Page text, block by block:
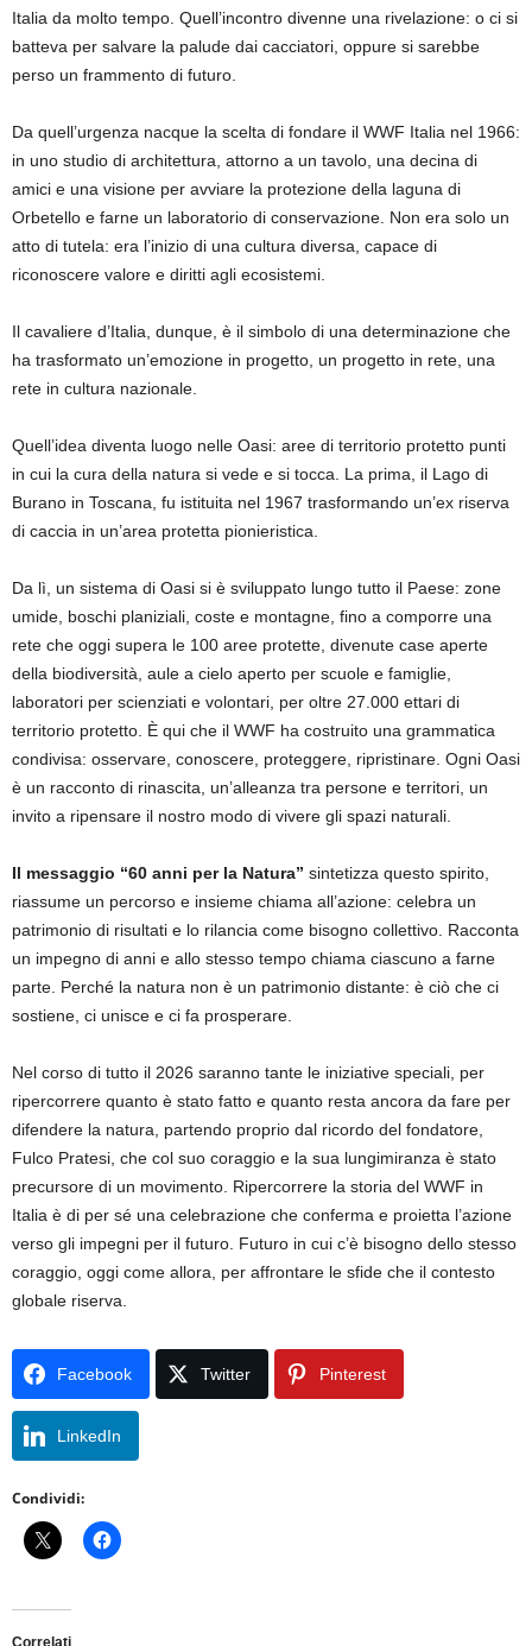
Italia da molto tempo. Quell’incontro divenne una rivelazione: o ci si
batteva per salvare la palude dai cacciatori, oppure si sarebbe
perso un frammento di futuro.
Da quell’urgenza nacque la scelta di fondare il WWF Italia nel 1966:
in uno studio di architettura, attorno a un tavolo, una decina di
amici e una visione per avviare la protezione della laguna di
Orbetello e farne un laboratorio di conservazione. Non era solo un
atto di tutela: era l’inizio di una cultura diversa, capace di
riconoscere valore e diritti agli ecosistemi.
Il cavaliere d’Italia, dunque, è il simbolo di una determinazione che
ha trasformato un’emozione in progetto, un progetto in rete, una
rete in cultura nazionale.
Quell’idea diventa luogo nelle Oasi: aree di territorio protetto punti
in cui la cura della natura si vede e si tocca. La prima, il Lago di
Burano in Toscana, fu istituita nel 1967 trasformando un’ex riserva
di caccia in un’area protetta pionieristica.
Da lì, un sistema di Oasi si è sviluppato lungo tutto il Paese: zone
umide, boschi planiziali, coste e montagne, fino a comporre una
rete che oggi supera le 100 aree protette, divenute case aperte
della biodiversità, aule a cielo aperto per scuole e famiglie,
laboratori per scienziati e volontari, per oltre 27.000 ettari di
territorio protetto. È qui che il WWF ha costruito una grammatica
condivisa: osservare, conoscere, proteggere, ripristinare. Ogni Oasi
è un racconto di rinascita, un’alleanza tra persone e territori, un
invito a ripensare il nostro modo di vivere gli spazi naturali.
Il messaggio “60 anni per la Natura” sintetizza questo spirito,
riassume un percorso e insieme chiama all’azione: celebra un
patrimonio di risultati e lo rilancia come bisogno collettivo. Racconta
un impegno di anni e allo stesso tempo chiama ciascuno a farne
parte. Perché la natura non è un patrimonio distante: è ciò che ci
sostiene, ci unisce e ci fa prosperare.
Nel corso di tutto il 2026 saranno tante le iniziative speciali, per
ripercorrere quanto è stato fatto e quanto resta ancora da fare per
difendere la natura, partendo proprio dal ricordo del fondatore,
Fulco Pratesi, che col suo coraggio e la sua lungimiranza è stato
precursore di un movimento. Ripercorrere la storia del WWF in
Italia è di per sé una celebrazione che conferma e proietta l’azione
verso gli impegni per il futuro. Futuro in cui c’è bisogno dello stesso
coraggio, oggi come allora, per affrontare le sfide che il contesto
globale riserva.
Facebook Twitter Pinterest
LinkedIn
Condividi:
Correlati